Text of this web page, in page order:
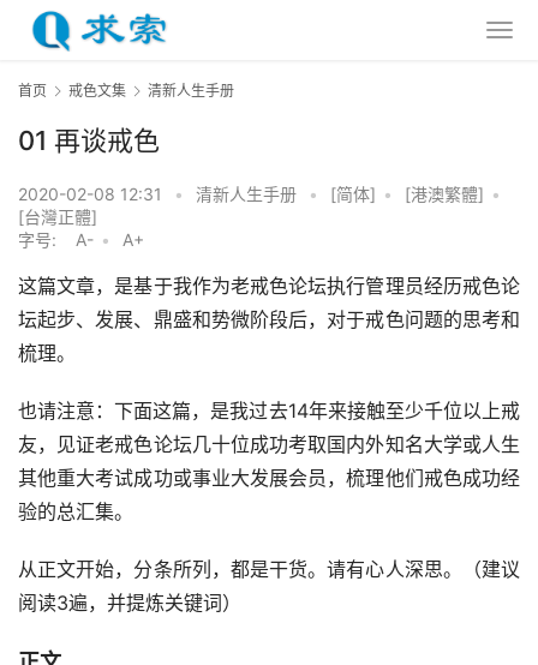
首页 戒色文集 清新人生手册
01 再谈戒色
2020-02-08 12:31 • 清新人生手册 • [简体] • [港澳繁體] •
[台灣正體]
字号:
A- • A+
这篇文章，是基于我作为老戒色论坛执行管理员经历戒色论
坛起步、发展、鼎盛和势微阶段后，对于戒色问题的思考和
梳理。
也请注意：下面这篇，是我过去14年来接触至少千位以上戒
友，见证老戒色论坛几十位成功考取国内外知名大学或人生
其他重大考试成功或事业大发展会员，梳理他们戒色成功经
验的总汇集。
从正文开始，分条所列，都是干货。请有心人深思。（建议
阅读3遍，并提炼关键词）